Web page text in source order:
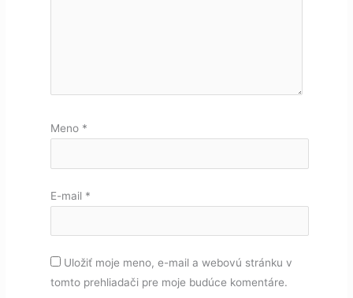
Meno *
E-mail *
Uložiť moje meno, e-mail a webovú stránku v
tomto prehliadači pre moje budúce komentáre.